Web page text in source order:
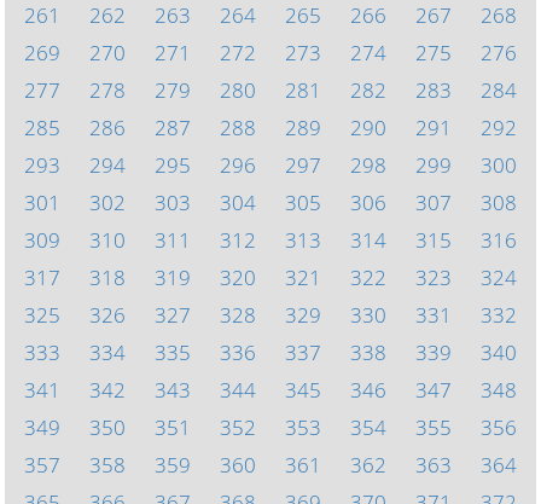
261
262 263 264 265 266 267
268
269
270 271 272 273 274 275
276
277
278 279 280 281 282 283
284
285
286 287 288 289 290 291
292
293
294 295 296 297 298 299
300
301
302 303 304 305 306 307
308
309
310 311 312 313 314 315
316
317
318 319 320 321 322 323
324
325
326 327 328 329 330 331
332
333
334 335 336 337 338 339
340
341
342 343 344 345 346 347
348
349
350 351 352 353 354 355
356
357
358 359 360 361 362 363
364